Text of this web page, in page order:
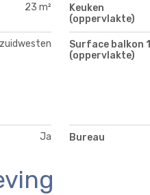
23 m²
Keuken
(oppervlakte)
zuidwesten
Surface balkon 1
(oppervlakte)
Ja Bureau